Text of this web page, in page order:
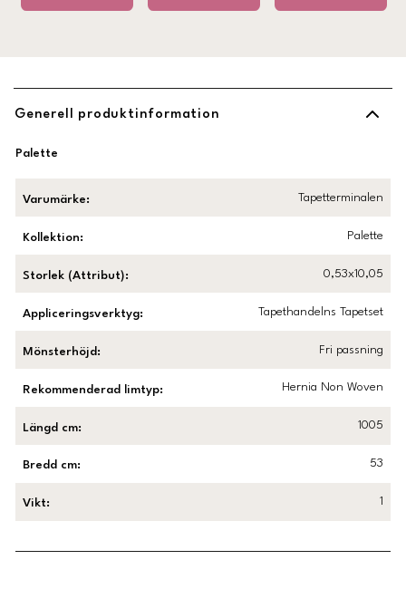
Generell produktinformation
Palette
Varumärke: Tapetterminalen
Kollektion: Palette
Storlek (Attribut): 0,53x10,05
Appliceringsverktyg: Tapethandelns Tapetset
Mönsterhöjd : Fri passning
Rekommenderad limtyp: Hernia Non Woven
Längd cm: 1005
Bredd cm: 53
Vikt: 1